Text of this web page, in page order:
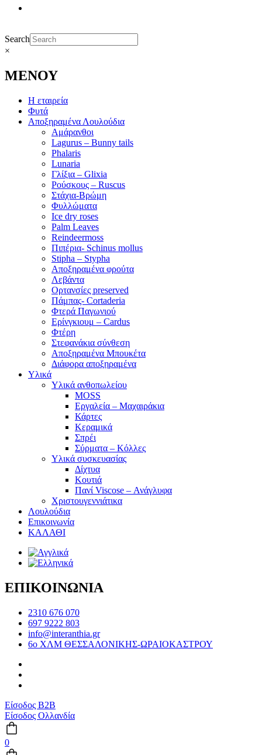
Search
×
ΜΕΝΟΥ
Η εταιρεία
Φυτά
Αποξηραμένα Λουλούδια
Αμάρανθοι
Lagurus – Bunny tails
Phalaris
Lunaria
Γλίξια – Glixia
Ρούσκους – Ruscus
Στάχια-Βρώμη
Φυλλώματα
Ice dry roses
Palm Leaves
Reindeermoss
Πιπέρια- Schinus mollus
Stipha – Stypha
Αποξηραμένα φρούτα
Λεβάντα
Ορτανσίες preserved
Πάμπας- Cortaderia
Φτερά Παγωνιού
Ερίνγκιουμ – Cardus
Φτέρη
Στεφανάκια σύνθεση
Αποξηραμένα Μπουκέτα
Διάφορα αποξηραμένα
Υλικά
Υλικά ανθοπωλείου
MOSS
Εργαλεία – Μαχαιράκια
Κάρτες
Κεραμικά
Σπρέι
Σύρματα – Κόλλες
Υλικά συσκευασίας
Δίχτυα
Κουτιά
Πανί Viscose – Ανάγλυφα
Χριστουγεννιάτικα
Λουλούδια
Επικοινωνία
ΚΑΛΑΘΙ
ΕΠΙΚΟΙΝΩΝΙΑ
2310 676 070
697 9222 803
info@interanthia.gr
6ο ΧΛΜ ΘΕΣΣΑΛΟΝΙΚΗΣ-ΩΡΑΙΟΚΑΣΤΡΟΥ
Είσοδος B2B
Είσοδος Ολλανδία
0